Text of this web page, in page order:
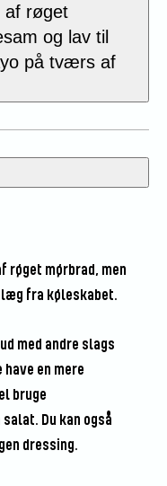
af røget
og lav til
på tværs af
røget mørbrad, men
fra køleskabet.
med andre slags
en mere
bruge
Du kan også
dressing.